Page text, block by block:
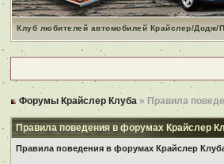
Клуб любителей автомобилей Крайслер/Додж/
Форумы Крайслер Клуба » Правила
Правила поведения в форумах Крайслер
Правила поведения в форумах Крайслер